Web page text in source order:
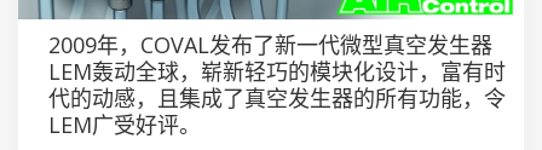
2009年，COVAL发布了新一代微型真空发生器
LEM轰动全球，崭新轻巧的模块化设计，富有时
代的动感，且集成了真空发生器的所有功能，令
LEM广受好评。